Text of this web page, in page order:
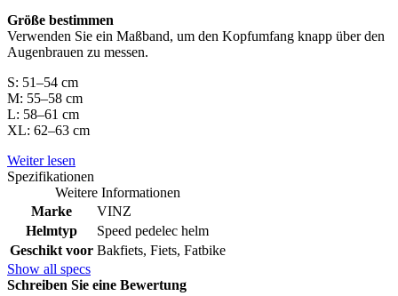
Größe bestimmen
Verwenden Sie ein Maßband, um den Kopfumfang knapp über den
Augenbrauen zu messen.
S: 51–54 cm
M: 55–58 cm
L: 58–61 cm
XL: 62–63 cm
Weiter lesen
Spezifikationen
Weitere Informationen
Marke
VINZ
Helmtyp
Speed pedelec helm
Geschikt voor Bakfiets, Fiets, Fatbike
Show all specs
Schreiben Sie eine Bewertung